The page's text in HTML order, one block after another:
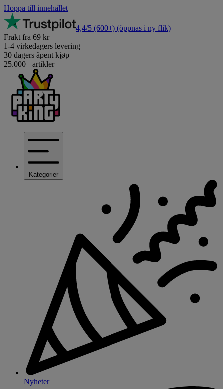
Hoppa till innehållet
4,4/5 (600+) (öppnas i ny flik)
Frakt fra 69 kr
1-4 virkedagers levering
30 dagers åpent kjøp
25.000+ artikler
Kategorier
Nyheter